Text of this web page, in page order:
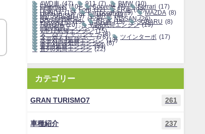
4WD車 (47) 911 (7) BMW (10)
Chevrolet (10) Corvette (7) Ferrari (17)
FF車 (31) Ford (12) FR車 (99)
HONDA (15) Lamborghini (9) MAZDA (8)
MITSUBISHI (9) MR車 (44)
NA（自然吸気） (129) NISSAN (26)
PORSCHE (15) RR車 (15) SUBARU (8)
TOYOTA (20) V型6気筒エンジン (19)
V型8気筒エンジン (50)
V型12気筒エンジン (15)
スーパーチャージャー (8)
ターボチャージャー (76) ツインターボ (17)
水平対向4気筒エンジン (13)
水平対向6気筒エンジン (8)
直列4気筒エンジン (53)
直列6気筒エンジン (22)
カテゴリー
GRAN TURISMO7 261
車種紹介 237